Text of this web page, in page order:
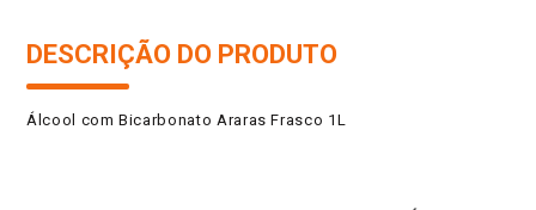
DESCRIÇÃO DO PRODUTO
Álcool com Bicarbonato Araras Frasco 1L